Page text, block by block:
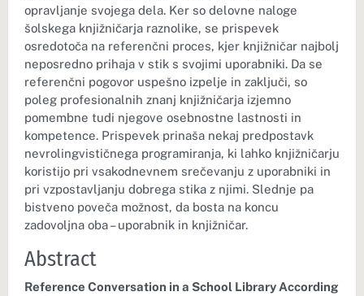
opravljanje svojega dela. Ker so delovne naloge
šolskega knjižničarja raznolike, se prispevek
osredotoča na referenčni proces, kjer knjižničar najbolj
neposredno prihaja v stik s svojimi uporabniki. Da se
referenčni pogovor uspešno izpelje in zaključi, so
poleg profesionalnih znanj knjižničarja izjemno
pomembne tudi njegove osebnostne lastnosti in
kompetence. Prispevek prinaša nekaj predpostavk
nevrolingvističnega programiranja, ki lahko knjižničarju
koristijo pri vsakodnevnem srečevanju z uporabniki in
pri vzpostavljanju dobrega stika z njimi. Slednje pa
bistveno poveča možnost, da bosta na koncu
zadovoljna oba – uporabnik in knjižničar.
Abstract
Reference Conversation in a School Library According